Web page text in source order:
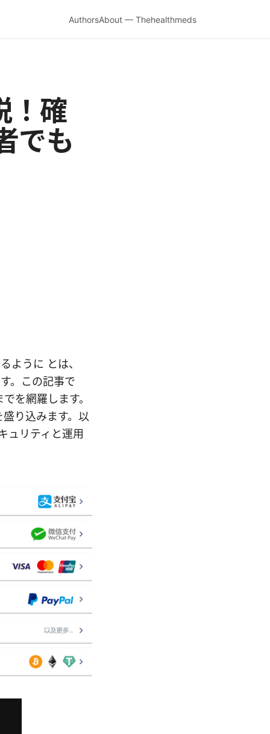
AuthorsAbout — Thehealthmeds
！確
でも
ように とは、
。この記事で
を網羅します。
り込みます。以
ュリティと運用